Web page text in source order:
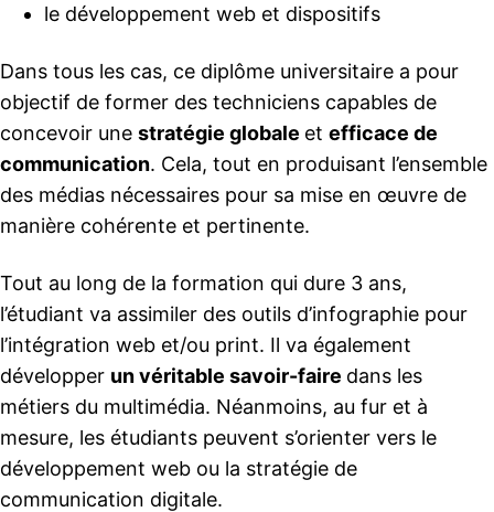
le développement web et dispositifs
Dans tous les cas, ce diplôme universitaire a pour
objectif de former des techniciens capables de
concevoir une stratégie globale et efficace de
communication. Cela, tout en produisant l’ensemble
des médias nécessaires pour sa mise en œuvre de
manière cohérente et pertinente.
Tout au long de la formation qui dure 3 ans,
l’étudiant va assimiler des outils d’infographie pour
l’intégration web et/ou print. Il va également
développer un véritable savoir-faire dans les
métiers du multimédia. Néanmoins, au fur et à
mesure, les étudiants peuvent s’orienter vers le
développement web ou la stratégie de
communication digitale.